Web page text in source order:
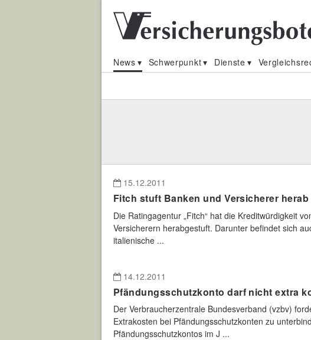
News Schwerpunkt Dienste
15.12.2011
Fitch stuft Banken und Versicherer herab
Die Ratingagentur „Fitch“ hat die Kreditwürdigkeit
Versicherern herabgestuft. Darunter befindet sich
italienische ...
14.12.2011
Pfändungsschutzkonto darf nicht extra
Der Verbraucherzentrale Bundesverband (vzbv)
Extrakosten bei Pfändungsschutzkonten zu
Pfändungsschutzkontos im J ...